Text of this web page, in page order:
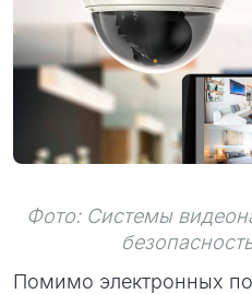
Фото: Системы
Помимо электронных